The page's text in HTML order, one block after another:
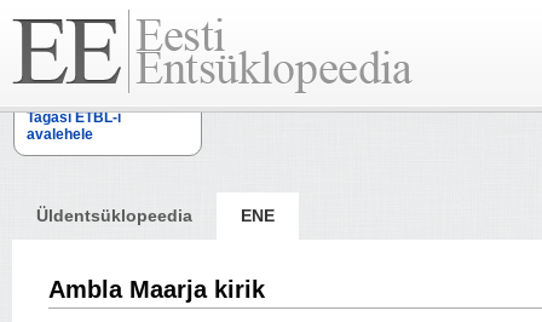
Tagasi ETBL-i
avalehele
Üldentsüklopeedia ENE
Ambla Maarja kirik